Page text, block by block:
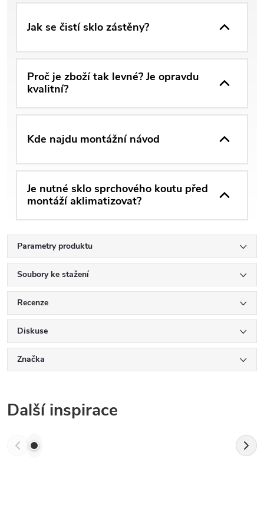
Jak se čistí sklo zástěny?
Proč je zboží tak levné? Je opravdu
kvalitní?
Kde najdu montážní návod
Je nutné sklo sprchového koutu před
montáží aklimatizovat?
Parametry produktu
Soubory ke stažení
Recenze
Diskuse
Značka
Další inspirace